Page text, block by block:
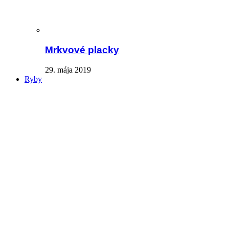
Mrkvové placky
29. mája 2019
Ryby